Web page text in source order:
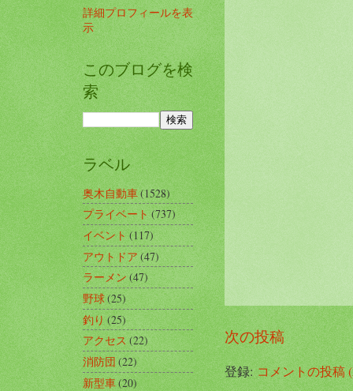
次の投稿
登録:コメントの投稿
詳細プロフィールを表
示
このブログを検
索
ラベル
奥木自動車(1528)
プライベート(737)
イベント(117)
アウトドア(47)
ラーメン(47)
野球(25)
釣り(25)
アクセス(22)
消防団(22)
新型車(20)